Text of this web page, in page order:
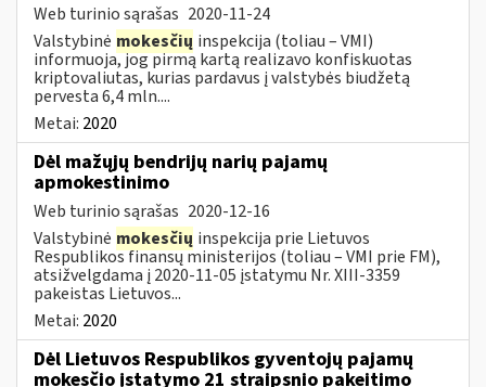
Web turinio sąrašas 2020-11-24
Valstybinė mokesčių inspekcija (toliau – VMI)
informuoja, jog pirmą kartą realizavo konfiskuotas
kriptovaliutas, kurias pardavus į valstybės biudžetą
pervesta 6,4 mln....
Metai: 2020
Dėl mažųjų bendrijų narių pajamų
apmokestinimo
Web turinio sąrašas 2020-12-16
Valstybinė mokesčių inspekcija prie Lietuvos
Respublikos finansų ministerijos (toliau – VMI prie FM),
atsižvelgdama į 2020-11-05 įstatymu Nr. XIII-3359
pakeistas Lietuvos...
Metai: 2020
Dėl Lietuvos Respublikos gyventojų pajamų
mokesčio įstatymo 21 straipsnio pakeitimo